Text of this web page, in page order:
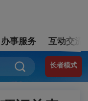
办事服务 互动交流
长者模式